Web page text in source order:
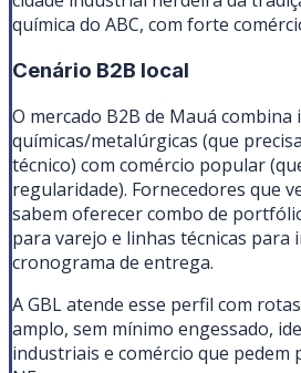
química do ABC, com forte
Cenário B2B local
O mercado B2B de Mauá combina
químicas/metalúrgicas (que
técnico) com comércio popular
regularidade). Fornecedores que
sabem oferecer combo de
para varejo e linhas técnicas para
cronograma de entrega.
A GBL atende esse perfil com
amplo, sem mínimo engessado,
industriais e comércio que pedem